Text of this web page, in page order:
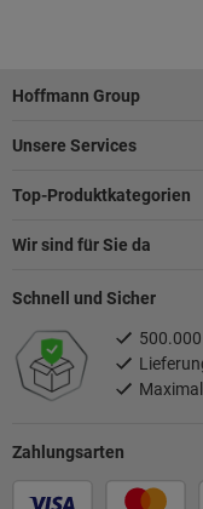
Fußzeile
Hoffmann Group
Unsere Services
Top-Produktkategorien
Wir sind für Sie da
Zahlungsarten
Schnell und Sicher